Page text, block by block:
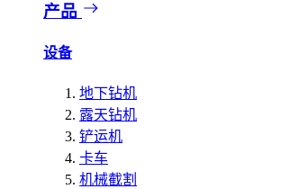
产品
设备
地下钻机
露天钻机
铲运机
卡车
机械截割